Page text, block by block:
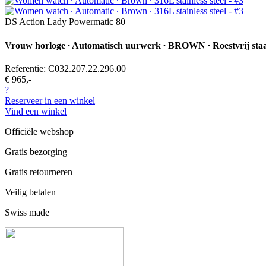
DS Action Lady Powermatic 80
Vrouw horloge ∙ Automatisch uurwerk ∙ BROWN ∙ Roestvrij
Referentie: C032.207.22.296.00
€ 965,-
?
Reserveer in een winkel
Vind een winkel
Officiële webshop
Gratis bezorging
Gratis retourneren
Veilig betalen
Swiss made